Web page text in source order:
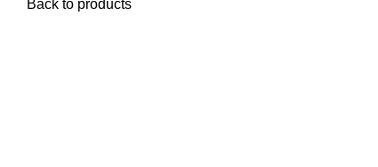
Back to products